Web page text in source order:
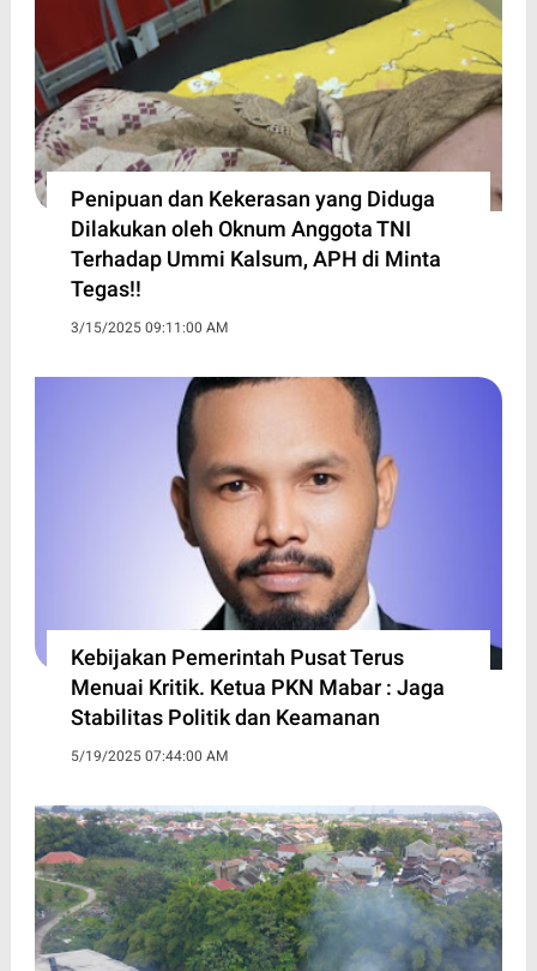
Penipuan dan Kekerasan yang Diduga
Dilakukan oleh Oknum Anggota TNI
Terhadap Ummi Kalsum, APH di Minta
Tegas!!
3/15/2025 09:11:00 AM
Kebijakan Pemerintah Pusat Terus
Menuai Kritik. Ketua PKN Mabar : Jaga
Stabilitas Politik dan Keamanan
5/19/2025 07:44:00 AM